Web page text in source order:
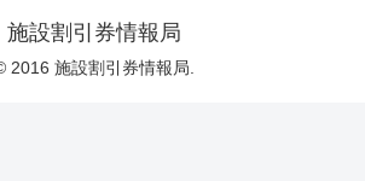
施設割引券情報局
2016 施設割引券情報局.